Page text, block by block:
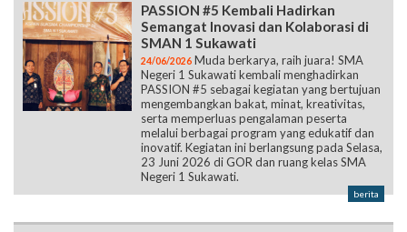
PASSION #5 Kembali Hadirkan
Semangat Inovasi dan Kolaborasi di
SMAN 1 Sukawati
24/06/2026 Muda berkarya, raih juara! SMA
Negeri 1 Sukawati kembali menghadirkan
PASSION #5 sebagai kegiatan yang bertujuan
mengembangkan bakat, minat, kreativitas,
serta memperluas pengalaman peserta
melalui berbagai program yang edukatif dan
inovatif. Kegiatan ini berlangsung pada Selasa,
23 Juni 2026 di GOR dan ruang kelas SMA
Negeri 1 Sukawati.
berita